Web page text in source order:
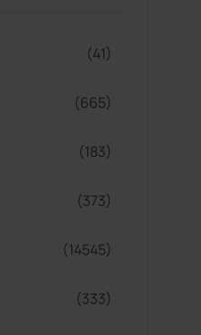
(41)
(665)
(183)
(373)
(14545)
(333)